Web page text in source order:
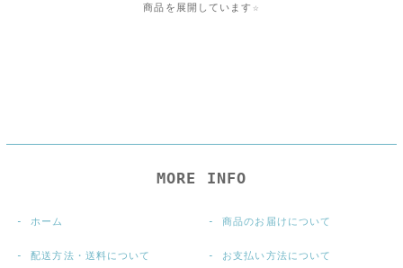
商品を展開しています☆
MORE INFO
ホーム 商品のお届けについて
配送方法・送料について お支払い方法について